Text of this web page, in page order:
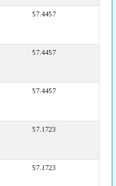
57.4457
57.4457
57.4457
57.1723
57.1723